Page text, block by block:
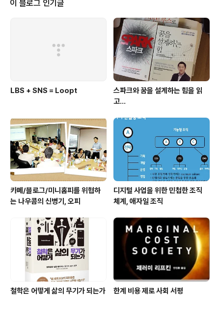
다.(물론 웹광고와 오픈마켓 시장 역시 비슷함) 물론 오픈
마켓과 포탈의 광고 BM 역시 그렇죠. ============
============ 양측시장은 두 개 이상의 고객을 중계
하는 마켓플레이스를 제공함으로써 BM을 만들어가는 시
장이다. 인터넷 산..
이 블로그 인기글
LBS + SNS = Loopt
스파크와 꿈을 설계하는 힘을 읽
고...
카페/블로그/미니홈피를 위협하
는 나우콤의 신병기, 오피
디지털 사업을 위한 민첩한 조직
체계, 애자일 조직
철학은 어떻게 삶의 무기가 되는가 한계 비용 제로 사회 서평